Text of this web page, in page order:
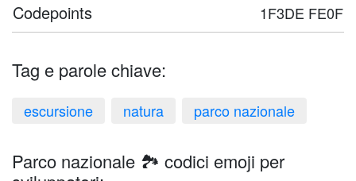
Codepoints 1F3DE FE0F
Tag e parole chiave:
escursione natura parco nazionale
Parco nazionale 🏞️ codici emoji per